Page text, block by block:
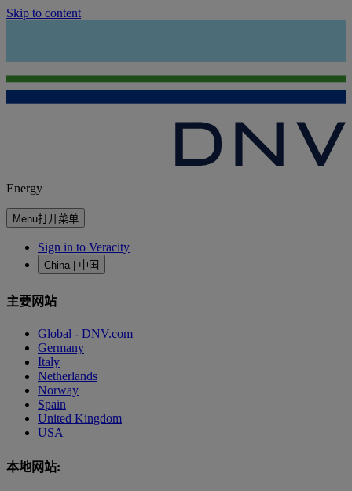
Skip to content
Energy
Menu打开菜单
Sign in to Veracity
China | 中国
主要网站
Global - DNV.com
Germany
Italy
Netherlands
Norway
Spain
United Kingdom
USA
本地网站: